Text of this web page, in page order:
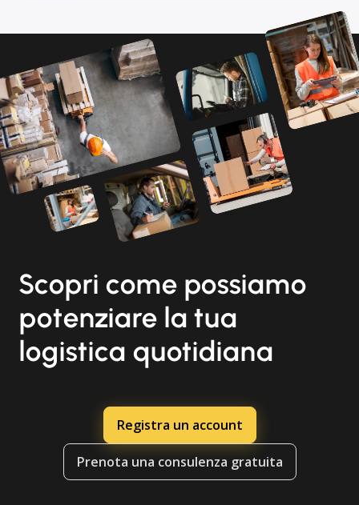
Scopri come possiamo
potenziare la tua
logistica quotidiana
Registra un account
Prenota una consulenza gratuita